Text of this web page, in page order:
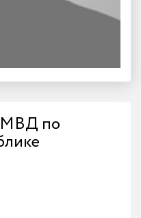
МВД по